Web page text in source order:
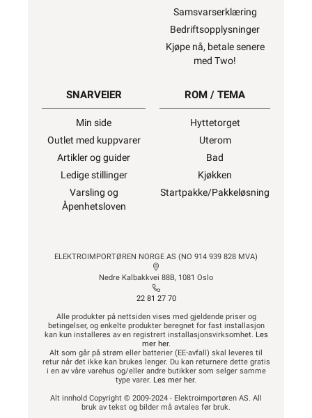
Samsvarserklæring
Bedriftsopplysninger
Kjøpe nå, betale senere
med Two!
SNARVEIER
Min side
Outlet med kuppvarer
Artikler og guider
Ledige stillinger
Varsling og
Åpenhetsloven
ROM / TEMA
Hyttetorget
Uterom
Bad
Kjøkken
Startpakke/Pakkeløsning
ELEKTROIMPORTØREN NORGE AS (NO 914 939 828 MVA)
Nedre Kalbakkvei 88B, 1081 Oslo
22 81 27 70
Alle produkter på nettsiden vises med gjeldende priser og
betingelser, og enkelte produkter beregnet for fast installasjon
kan kun installeres av en registrert installasjonsvirksomhet. Les
mer her.
Alt som går på strøm eller batterier (EE-avfall) skal leveres til
retur når det ikke kan brukes lenger. Du kan returnere dette gratis
i en av våre varehus og/eller andre butikker som selger samme
type varer. Les mer her.
Alt innhold Copyright © 2009-2024 - Elektroimportøren AS. All
bruk av tekst og bilder må avtales før bruk.